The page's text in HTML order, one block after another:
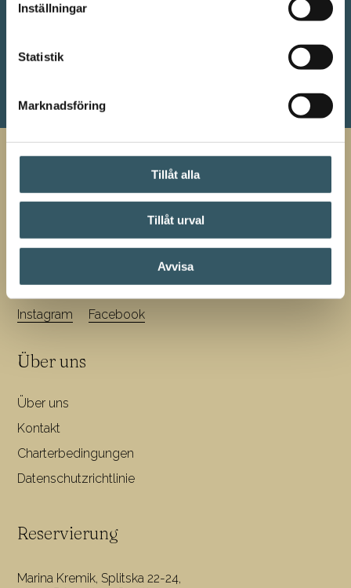
Inställningar
Statistik
Marknadsföring
Tillåt alla
Tillåt urval
Avvisa
Nachhaltigkeit und Qualität sind zwei Schlüsselbegriffe
in unserem Geschäft. Bei unserem gut ausgebildeten
und erfahrenen Personal können Sie sich sicher fühlen
und erhalten den absolut besten Service. Alles, um Ihre
Träume von einem angenehmen Urlaub zu erfüllen!
Instagram Facebook
Über uns
Über uns
Kontakt
Charterbedingungen
Datenschutzrichtlinie
Reservierung
Marina Kremik, Splitska 22-24,